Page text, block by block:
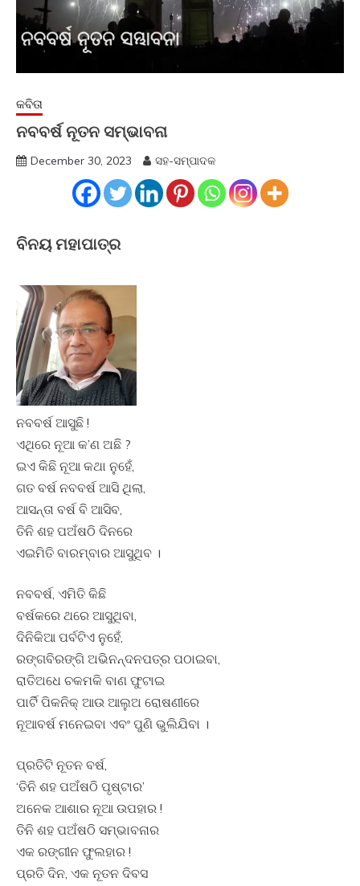
କବିତା
ନବବର୍ଷ ନୂତନ ସମ୍ଭାବନା
December 30, 2023 ସହ-ସମ୍ପାଦକ
ବିନୟ ମହାପାତ୍ର
ନବବର୍ଷ ଆସୁଛି !
ଏଥିରେ ନୂଆ କ’ଣ ଅଛି ?
ଇଏ କିଛି ନୂଆ କଥା ନୁହେଁ,
ଗତ ବର୍ଷ ନବବର୍ଷ ଆସି ଥିଲା,
ଆସନ୍ତା ବର୍ଷ ବି ଆସିବ,
ତିନି ଶହ ପଅଁଷଠି ଦିନରେ
ଏଇମିତି ବାରମ୍ବାର ଆସୁଥିବ ।
ନବବର୍ଷ, ଏମିତି କିଛି
ବର୍ଷକରେ ଥରେ ଆସୁଥିବା,
ଦିନିକିଆ ପର୍ବଟିଏ ନୁହେଁ,
ରଙ୍ଗବିରଙ୍ଗି ଅଭିନନ୍ଦନପତ୍ର ପଠାଇବା,
ରାତିଅଧେ ଚକମକି ବାଣ ଫୁଟାଇ
ପାର୍ଟି ପିକନିକ୍ ଆଉ ଆଲୁଅ ରୋଷଣୀରେ
ନୂଆବର୍ଷ ମନେଇବା ଏବଂ ପୁଣି ଭୁଲିଯିବା ।
ପ୍ରତିଟି ନୂତନ ବର୍ଷ,
‘ତିନି ଶହ ପଅଁଷଠି ପୃଷ୍ଟାର’
ଅନେକ ଆଶାର ନୂଆ ଉପହାର !
ତିନି ଶହ ପଅଁଷଠି ସମ୍ଭାବନାର
ଏକ ରଙ୍ଗୀନ ଫୁଲହାର !
ପ୍ରତି ଦିନ, ଏକ ନୂତନ ଦିବସ